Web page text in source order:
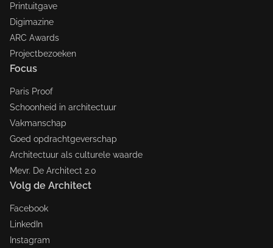
Printuitgave
Digimazine
ARC Awards
Projectbezoeken
Focus
Paris Proof
Schoonheid in architectuur
Vakmanschap
Goed opdrachtgeverschap
Architectuur als culturele waarde
Mevr. De Architect 2.0
Volg de Architect
Facebook
LinkedIn
Instagram